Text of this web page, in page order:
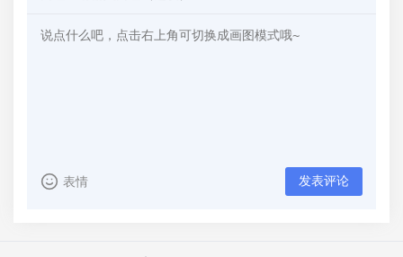
表情 发表评论